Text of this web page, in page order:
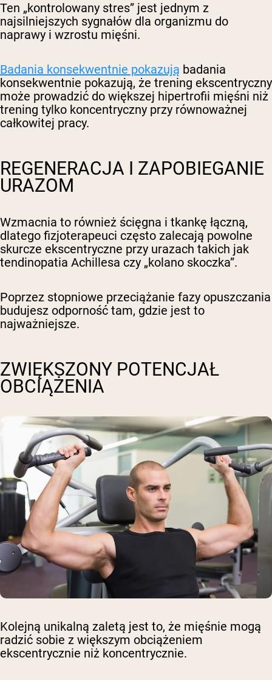
Ten „kontrolowany stres” jest jednym z
najsilniejszych sygnałów dla organizmu do
naprawy i wzrostu mięśni.
Badania konsekwentnie pokazują badania
konsekwentnie pokazują, że trening ekscentryczny
może prowadzić do większej hipertrofii mięśni niż
trening tylko koncentryczny przy równoważnej
całkowitej pracy.
REGENERACJA I ZAPOBIEGANIE
URAZOM
Wzmacnia to również ścięgna i tkankę łączną,
dlatego fizjoterapeuci często zalecają powolne
skurcze ekscentryczne przy urazach takich jak
tendinopatia Achillesa czy „kolano skoczka”.
Poprzez stopniowe przeciążanie fazy opuszczania
budujesz odporność tam, gdzie jest to
najważniejsze.
ZWIĘKSZONY POTENCJAŁ
OBCIĄŻENIA
Kolejną unikalną zaletą jest to, że mięśnie mogą
radzić sobie z większym obciążeniem
ekscentrycznie niż koncentrycznie.